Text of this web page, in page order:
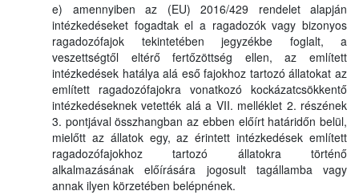
e) amennyiben az (EU) 2016/429 rendelet alapján
intézkedéseket fogadtak el a ragadozók vagy bizonyos
ragadozófajok tekintetében jegyzékbe foglalt, a
veszettségtől eltérő fertőzöttség ellen, az említett
intézkedések hatálya alá eső fajokhoz tartozó állatokat az
említett ragadozófajokra vonatkozó kockázatcsökkentő
intézkedéseknek vetették alá a VII. melléklet 2. részének
3. pontjával összhangban az ebben előírt határidőn belül,
mielőtt az állatok egy, az érintett intézkedések említett
ragadozófajokhoz tartozó állatokra történő
alkalmazásának előírására jogosult tagállamba vagy
annak ilyen körzetében belépnének.